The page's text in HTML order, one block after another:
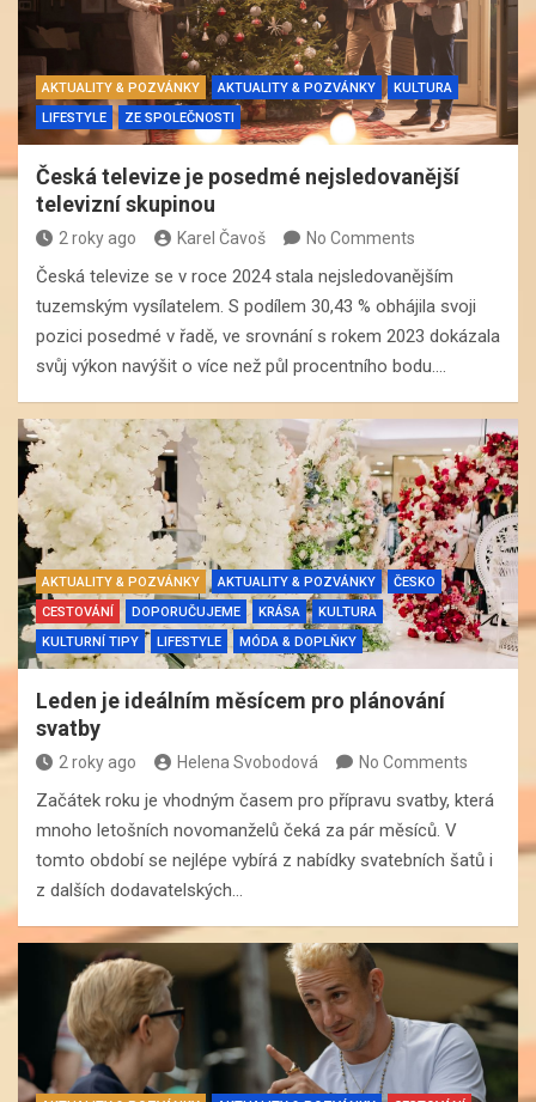
AKTUALITY & POZVÁNKY AKTUALITY & POZVÁNKY
KULTURA
LIFESTYLE
ZE SPOLEČNOSTI
Česká televize je posedmé nejsledovanější
televizní skupinou
2 roky ago Karel Čavoš No Comments
Česká televize se v roce 2024 stala nejsledovanějším
tuzemským vysílatelem. S podílem 30,43 % obhájila svoji
pozici posedmé v řadě, ve srovnání s rokem 2023 dokázala
svůj výkon navýšit o více než půl procentního bodu.…
AKTUALITY & POZVÁNKY AKTUALITY & POZVÁNKY
ČESKO
CESTOVÁNÍ
DOPORUČUJEME KRÁSA
KULTURA
KULTURNÍ TIPY
LIFESTYLE MÓDA & DOPLŇKY
Leden je ideálním měsícem pro plánování
svatby
2 roky ago Helena Svobodová No Comments
Začátek roku je vhodným časem pro přípravu svatby, která
mnoho letošních novomanželů čeká za pár měsíců. V
tomto období se nejlépe vybírá z nabídky svatebních šatů i
z dalších dodavatelských…